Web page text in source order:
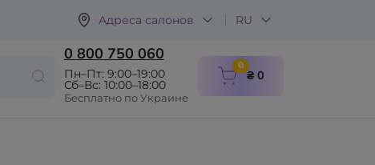
Адреса салонов RU
0 800 750 060
Пн–Пт: 9:00–19:00
Сб–Вс: 10:00–18:00
Бесплатно по Украине
0items in cart
₴ 0